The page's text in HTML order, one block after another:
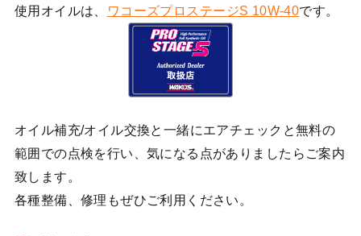
使用オイルは、
ワコーズプロステージS 10W-40です。
オイル補充/オイル交換と一緒にエアチェックと無料の
範囲での点検を行い、気になる点がありましたらご案内
致します。
各種整備、修理もぜひご利用ください。